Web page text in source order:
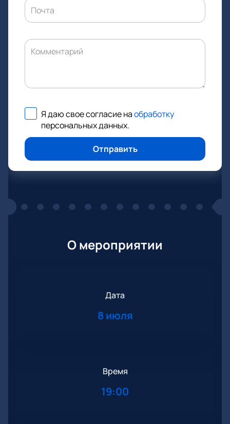
Почта
Комментарий
Я даю свое согласие наобработку
персональных данных.
Отправить
О мероприятии
Дата
8 июля
Время
19:00